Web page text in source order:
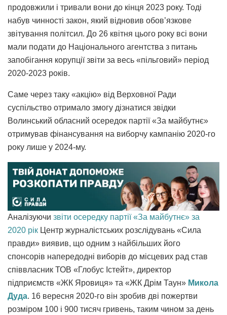
продовжили і тривали вони до кінця 2023 року. Тоді
набув чинності закон, який відновив обов’язкове
звітування політсил. До 26 квітня цього року всі вони
мали подати до Національного агентства з питань
запобігання корупції звіти за весь «пільговий» період
2020-2023 років.
Саме через таку «акцію» від Верховної Ради
суспільство отримало змогу дізнатися звідки
Волинський обласний осередок партії «За майбутнє»
отримував фінансування на виборчу кампанію 2020-го
року лише у 2024-му.
Аналізуючи звіти осередку партії «За майбутнє» за
2020 рік Центр журналістських розслідувань «Сила
правди» виявив, що одним з найбільших його
спонсорів напередодні виборів до місцевих рад став
співвласник ТОВ «Глобус Істейт», директор
підприємств «ЖК Яровиця» та «ЖК Дрім Таун» Микола
Дуда. 16 вересня 2020-го він зробив дві пожертви
розміром 100 і 900 тисяч гривень, таким чином за день